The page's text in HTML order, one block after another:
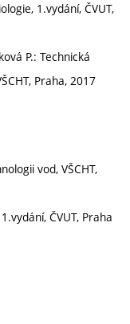
1.vydání, ČVUT,
P.: Technická
Praha, 2017
vod, VŠCHT,
ČVUT, Praha